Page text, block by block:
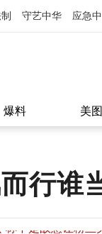
守艺中华 应急
爆料 美图
行谁